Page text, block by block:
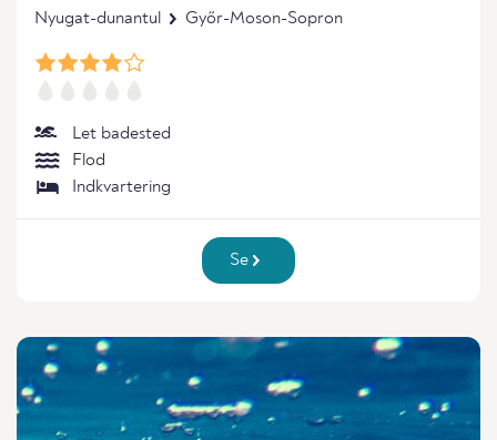
Nyugat-dunantul Győr-Moson-Sopron
Let badested
Flod
Indkvartering
Se